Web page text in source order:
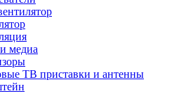
медиа
ТВ приставки и антенны